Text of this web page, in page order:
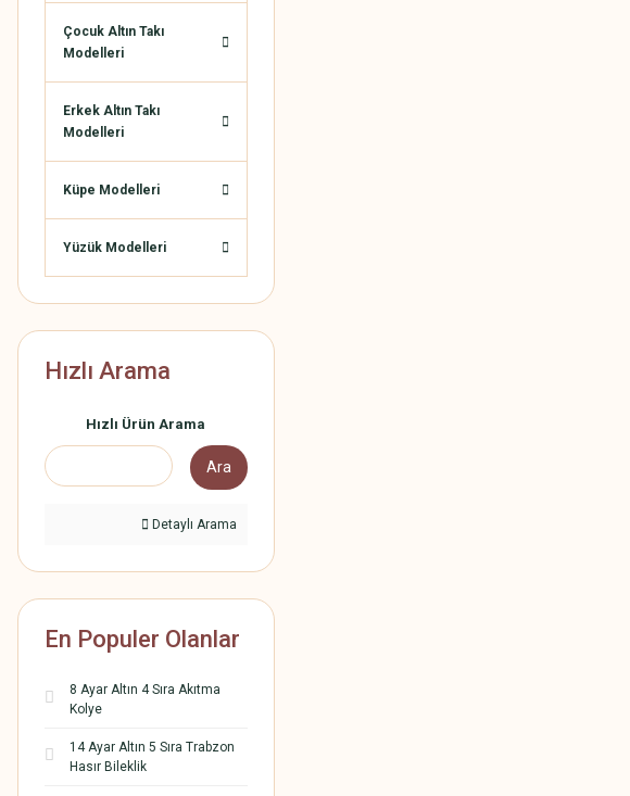
Çocuk Altın Takı
Modelleri
Erkek Altın Takı
Modelleri
Küpe Modelleri
Yüzük Modelleri
Hızlı Arama
Hızlı Ürün Arama
Ara
Detaylı Arama
En Populer Olanlar
8 Ayar Altın 4 Sıra Akıtma
Kolye
14 Ayar Altın 5 Sıra Trabzon
Hasır Bileklik